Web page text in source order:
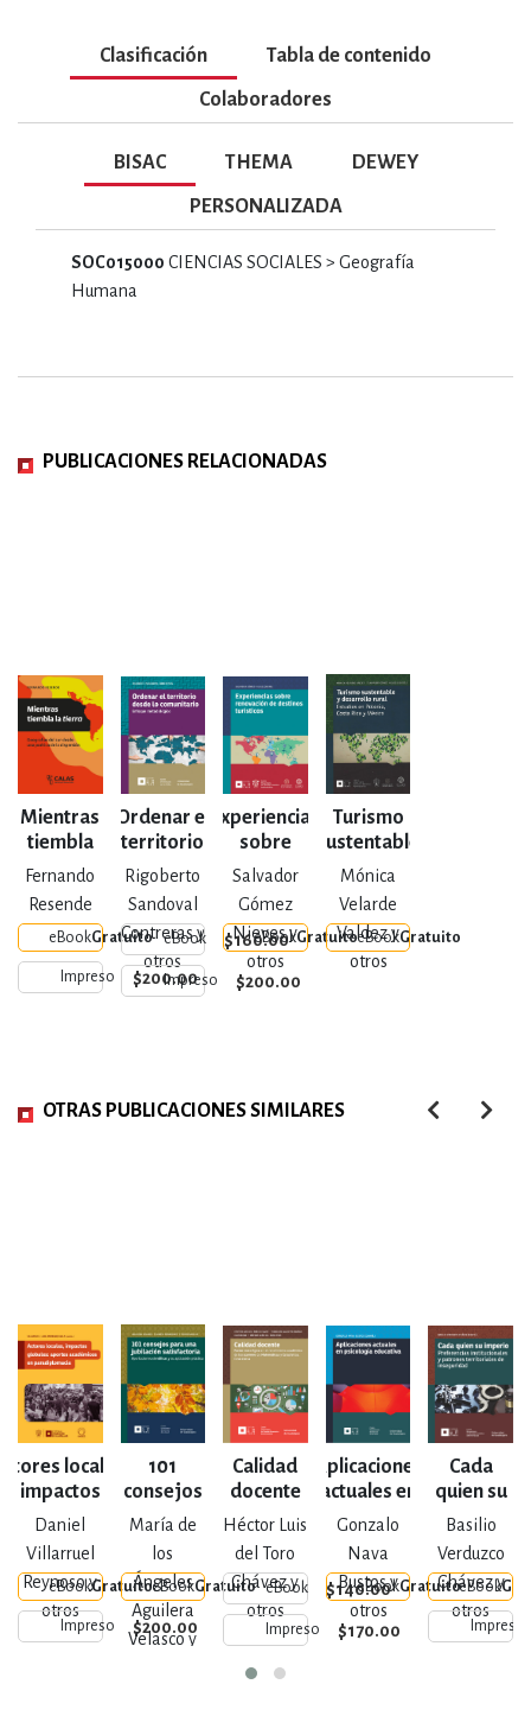
Clasificación Tabla de contenido
Colaboradores
BISAC THEMA DEWEY
PERSONALIZADA
SOC015000 CIENCIAS SOCIALES > Geografía
Humana
PUBLICACIONES RELACIONADAS
Mientras
tiembla
la tierra
Fernando
Resende
eBookGratuito
Impreso $200.00
Ordenar el
territorio
desde lo
comunitario
Rigoberto
Sandoval
Contreras y
otros
eBook $160.00
Impreso $200.00
Experiencias
sobre
renovación
de destinos
turísticos
Salvador
Gómez
Nieves y
otros
eBookGratuito
Turismo
sustentable
y
desarrollo
rural
Mónica
Velarde
Valdez y
otros
eBookGratuito
OTRAS PUBLICACIONES SIMILARES
locales,
impactos
globales:
aportes
en
Daniel
Villarruel
Reynoso y
otros
eBookGratuito
Impreso $200.00
101
consejos
para una
jubilación
satisfactoria
María de
los
Ángeles
Aguilera
Velasco y
eBookGratuito
Calidad
docente
Héctor Luis
del Toro
Chávez y
otros
eBook $140.00
Impreso $170.00
Aplicaciones
actuales en
psicología
educativa
Gonzalo
Nava
Bustos y
otros
eBookGratuito
Cada
quien su
imperio
Basilio
Verduzco
Chávez y
otros
eBook
Impreso